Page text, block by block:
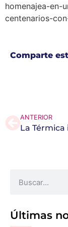
homenajea-en-
centenarios-
Comparte
ANTERIOR
Últimas